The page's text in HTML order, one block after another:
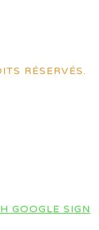
RÉSERVÉS.
GOOGLE SIGN